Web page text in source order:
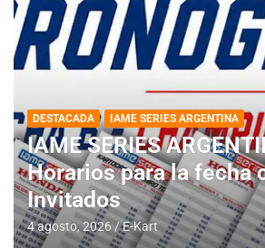
DESTACADA IAME SERIES ARGENTINA
IAME SERIES
Horarios para la fecha
Invitados
4 agosto, 2026 E-Kart